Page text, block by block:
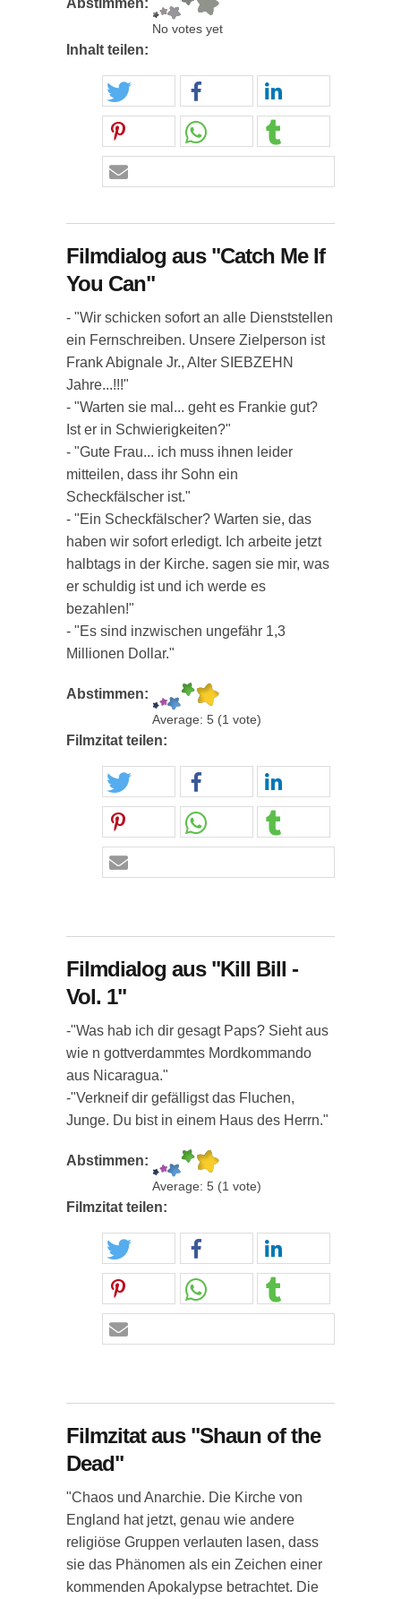
Abstimmen:
No votes yet
Inhalt teilen:
Filmdialog aus "Catch Me If
You Can"
- "Wir schicken sofort an alle Dienststellen
ein Fernschreiben. Unsere Zielperson ist
Frank Abignale Jr., Alter SIEBZEHN
Jahre...!!!"
- "Warten sie mal... geht es Frankie gut?
Ist er in Schwierigkeiten?"
- "Gute Frau... ich muss ihnen leider
mitteilen, dass ihr Sohn ein
Scheckfälscher ist."
- "Ein Scheckfälscher? Warten sie, das
haben wir sofort erledigt. Ich arbeite jetzt
halbtags in der Kirche. sagen sie mir, was
er schuldig ist und ich werde es
bezahlen!"
- "Es sind inzwischen ungefähr 1,3
Millionen Dollar."
Abstimmen:
Average: 5 (1 vote)
Filmzitat teilen:
Filmdialog aus "Kill Bill -
Vol. 1"
-"Was hab ich dir gesagt Paps? Sieht aus
wie n gottverdammtes Mordkommando
aus Nicaragua."
-"Verkneif dir gefälligst das Fluchen,
Junge. Du bist in einem Haus des Herrn."
Abstimmen:
Average: 5 (1 vote)
Filmzitat teilen:
Filmzitat aus "Shaun of the
Dead"
"Chaos und Anarchie. Die Kirche von
England hat jetzt, genau wie andere
religiöse Gruppen verlauten lasen, dass
sie das Phänomen als ein Zeichen einer
kommenden Apokalypse betrachtet. Die